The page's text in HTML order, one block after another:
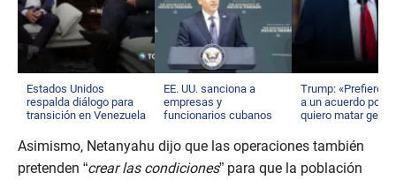
Estados Unidos
respalda diálogo para
transición en Venezuela
EE. UU. sanciona a
empresas y
funcionarios cubanos
Trump: «Prefiero
a un acuerdo
quiero matar
Asimismo, Netanyahu dijo que las operaciones también
pretenden “crear las condiciones” para que la población